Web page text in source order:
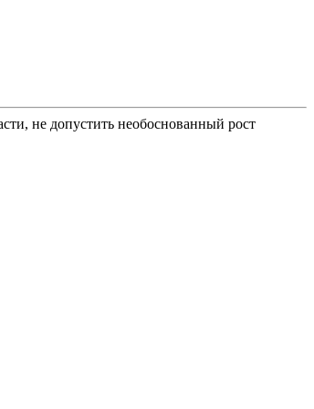
не допустить необоснованный рост